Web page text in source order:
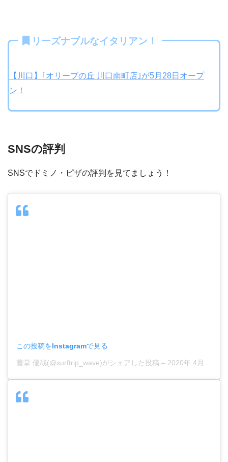
リーズナブルなイタリアン！
【川口】｢オリーブの丘 川口南町店｣が5月28日オープ
ン！
SNSの評判
SNSでドミノ・ピザの評判を見てましょう！
この投稿をInstagramで見る
藤堂 優哉(@surftrip_wave)がシェアした投稿 – 2020年 4月月5日午前9時11分PDT